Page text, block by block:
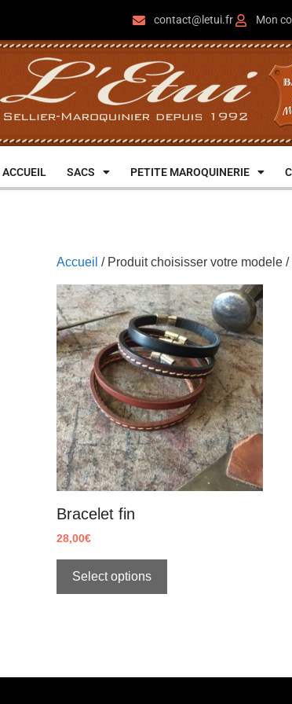
contact@letui.fr Mon
ACCUEIL SACS PETITE MAROQUINERIE
Accueil / Produit choisisser votre modele
Bracelet fin
28,00€
Select options